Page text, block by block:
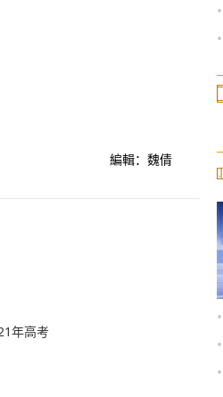
編輯：魏倩
年高考
•
•
•
•
•